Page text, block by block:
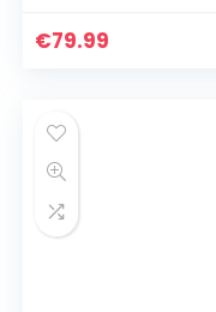
Smartphone
€79.99